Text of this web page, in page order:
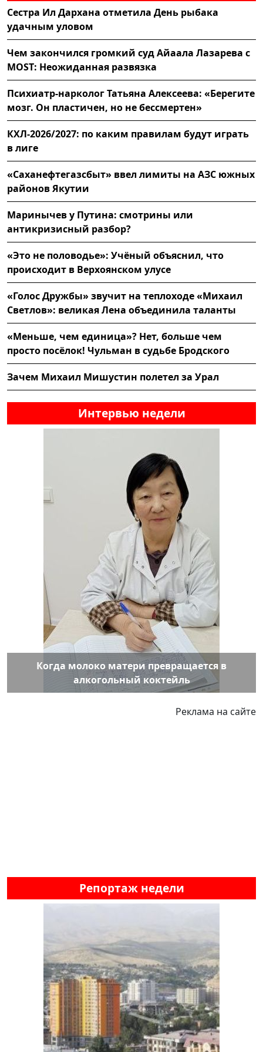
Сестра Ил Дархана отметила День рыбака
удачным уловом
Чем закончился громкий суд Айаала Лазарева с
MOST: Неожиданная развязка
Психиатр-нарколог Татьяна Алексеева: «Берегите
мозг. Он пластичен, но не бессмертен»
КХЛ-2026/2027: по каким правилам будут играть
в лиге
«Саханефтегазсбыт» ввел лимиты на АЗС южных
районов Якутии
Маринычев у Путина: смотрины или
антикризисный разбор?
«Это не половодье»: Учёный объяснил, что
происходит в Верхоянском улусе
«Голос Дружбы» звучит на теплоходе «Михаил
Светлов»: великая Лена объединила таланты
«Меньше, чем единица»? Нет, больше чем
просто посёлок! Чульман в судьбе Бродского
Зачем Михаил Мишустин полетел за Урал
Интервью недели
Когда молоко матери превращается в
алкогольный коктейль
Реклама на сайте
Репортаж недели